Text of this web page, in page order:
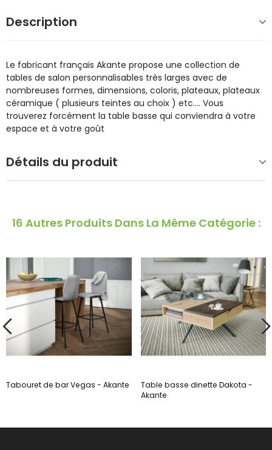
Description
Le fabricant français Akante propose une collection de
tables de salon personnalisables très larges avec de
nombreuses formes, dimensions, coloris, plateaux, plateaux
céramique ( plusieurs teintes au choix ) etc.... Vous
trouverez forcément la table basse qui conviendra à votre
espace et à votre goût
Détails du produit
16 Autres Produits Dans La Même Catégorie :
Tabouret de bar Vegas - Akante
Table basse dinette Dakota -
Akante